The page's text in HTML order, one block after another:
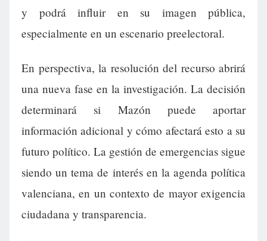
y podrá influir en su imagen pública,
especialmente en un escenario preelectoral.
En perspectiva, la resolución del recurso abrirá
una nueva fase en la investigación. La decisión
determinará si Mazón puede aportar
información adicional y cómo afectará esto a su
futuro político. La gestión de emergencias sigue
siendo un tema de interés en la agenda política
valenciana, en un contexto de mayor exigencia
ciudadana y transparencia.